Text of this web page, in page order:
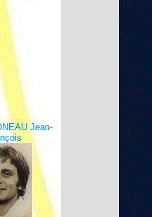
Jean-